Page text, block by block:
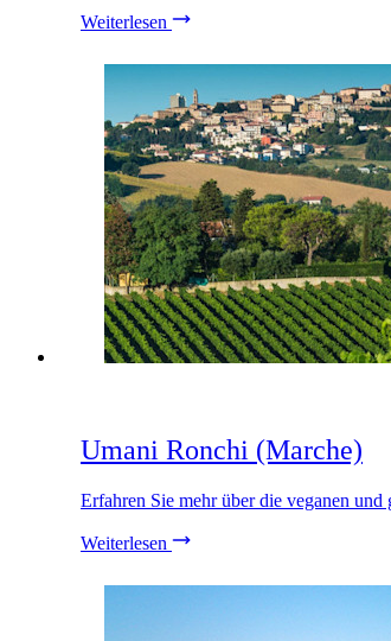
Weiterlesen
Umani Ronchi (Marche)
Erfahren Sie mehr über die veganen
Weiterlesen